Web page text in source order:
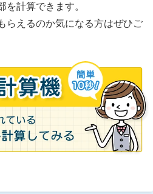
を計算できます。
らえるのか気になる方はぜひご